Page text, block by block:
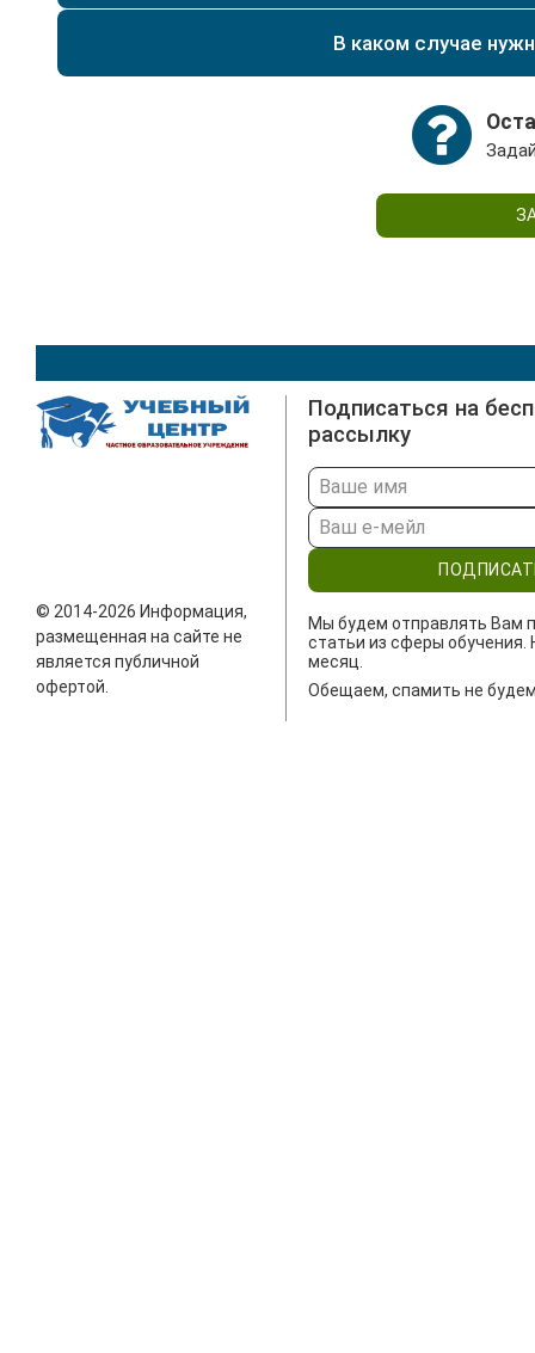
дипломом о получении высшего или средне-
В каком случае
внедрение передовых технологий,
Также это необходимо, если новые рабочие
Специалисты могут самостоятельно пройти
расширения своих профессиональных
© 2014-2026 Информация,
размещенная на сайте не
является публичной
офертой.
Подписаться на
рассылку
Мы будем отправлять Вам
статьи из сферы обучения.
месяц.
Обещаем, спамить не